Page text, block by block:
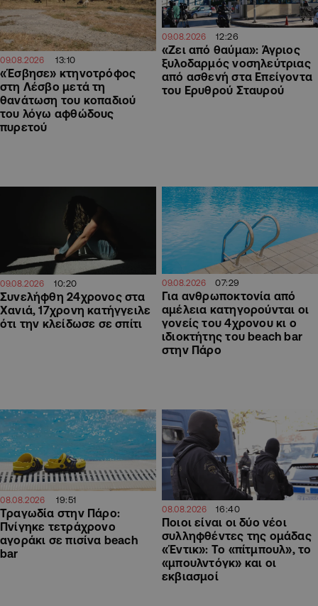
09.08.2026 13:10
«Έσβησε» κτηνοτρόφος
στη Λέσβο μετά τη
θανάτωση του κοπαδιού
του λόγω αφθώδους
πυρετού
09.08.2026 12:26
«Ζει από θαύμα»: Άγριος
ξυλοδαρμός νοσηλεύτριας
από ασθενή στα Επείγοντα
του Ερυθρού Σταυρού
09.08.2026 10:20
Συνελήφθη 24χρονος στα
Χανιά, 17χρονη κατήγγειλε
ότι την κλείδωσε σε σπίτι
09.08.2026 07:29
Για ανθρωποκτονία από
αμέλεια κατηγορούνται οι
γονείς του 4χρονου κι ο
ιδιοκτήτης του beach bar
στην Πάρο
08.08.2026 19:51
Τραγωδία στην Πάρο:
Πνίγηκε τετράχρονο
αγοράκι σε πισίνα beach
bar
08.08.2026 16:40
Ποιοι είναι οι δύο νέοι
συλληφθέντες της ομάδας
«Έντικ»: Το «πίτμπουλ», το
«μπουλντόγκ» και οι
εκβιασμοί